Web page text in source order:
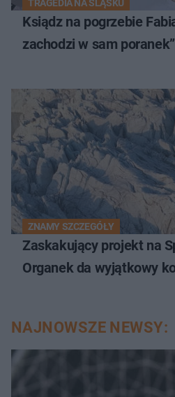
TRAGEDIA NA ŚLĄSKU
Ksiądz na pogrzebie
zachodzi w sam poranek”
ZNAMY SZCZEGÓŁY
Zaskakujący projekt na
Organek da wyjątkowy
NAJNOWSZE NEWSY: